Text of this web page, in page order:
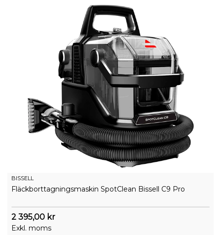
BISSELL
Fläckborttagningsmaskin SpotClean Bissell C9 Pro
2 395,00 kr
Exkl. moms